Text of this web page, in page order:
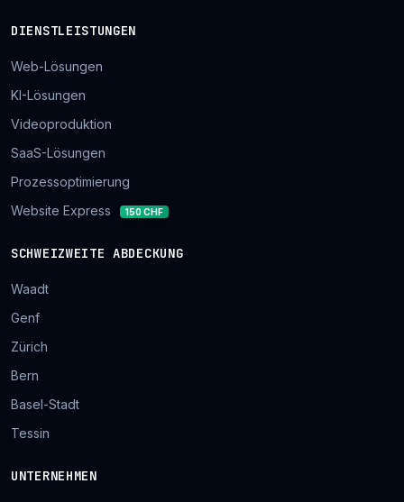
DIENSTLEISTUNGEN
Web-Lösungen
KI-Lösungen
Videoproduktion
SaaS-Lösungen
Prozessoptimierung
Website Express
150 CHF
SCHWEIZWEITE ABDECKUNG
Waadt
Genf
Zürich
Bern
Basel-Stadt
Tessin
UNTERNEHMEN